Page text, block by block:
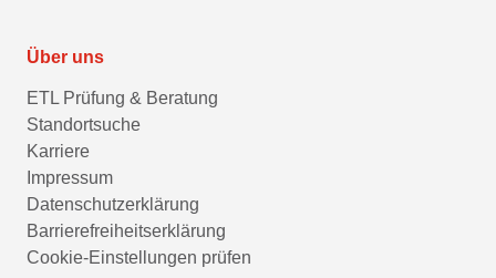
Über uns
ETL Prüfung & Beratung
Standortsuche
Karriere
Impressum
Datenschutzerklärung
Barrierefreiheitserklärung
Cookie-Einstellungen prüfen